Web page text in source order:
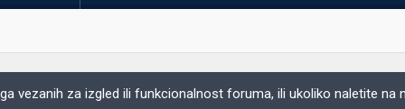
vezanih za izgled ili funkcionalnost foruma, ili ukoliko naletite na